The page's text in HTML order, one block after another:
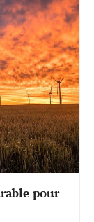
pour